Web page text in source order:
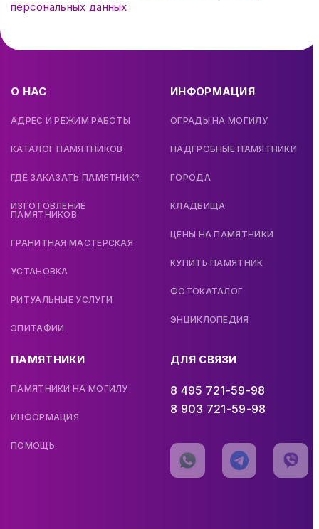
персональных данных
О НАС
АДРЕС И РЕЖИМ РАБОТЫ
КАТАЛОГ ПАМЯТНИКОВ
ГДЕ ЗАКАЗАТЬ ПАМЯТНИК?
ИЗГОТОВЛЕНИЕ
ПАМЯТНИКОВ
ГРАНИТНАЯ МАСТЕРСКАЯ
УСТАНОВКА
РИТУАЛЬНЫЕ УСЛУГИ
ЭПИТАФИИ
ИНФОРМАЦИЯ
ОГРАДЫ НА МОГИЛУ
НАДГРОБНЫЕ ПАМЯТНИКИ
ГОРОДА
КЛАДБИЩА
ЦЕНЫ НА ПАМЯТНИКИ
КУПИТЬ ПАМЯТНИК
ФОТОКАТАЛОГ
ЭНЦИКЛОПЕДИЯ
ПАМЯТНИКИ
ПАМЯТНИКИ НА МОГИЛУ
ИНФОРМАЦИЯ
ПОМОЩЬ
ДЛЯ СВЯЗИ
8 495 721-59-98
8 903 721-59-98